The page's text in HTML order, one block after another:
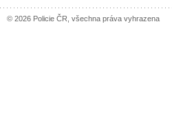
© 2026 Policie ČR, všechna práva vyhrazena